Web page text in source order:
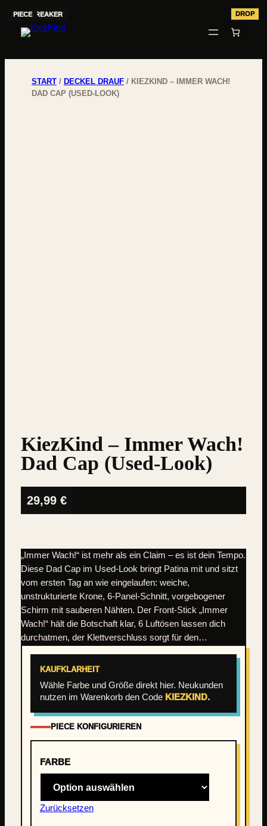
START/ DECKEL DRAUF/ KIEZKIND – IMMER WACH!
DAD CAP (USED-LOOK)
KiezKind – Immer Wach!
Dad Cap (Used-Look)
29,99 €
„Immer Wach!“ ist mehr als ein Claim – es ist dein Tempo.
Diese Dad Cap im Used-Look bringt Patina mit und sitzt
vom ersten Tag an wie eingelaufen: weiche,
unstrukturierte Krone, 6-Panel-Schnitt, vorgebogener
Schirm mit sauberen Nähten. Der Front-Stick „Immer
Wach!“ hält die Botschaft klar, 6 Luftösen lassen dich
durchatmen, der Klettverschluss sorgt für den…
KAUFKLARHEIT
Wähle Farbe und Größe direkt hier. Neukunden
nutzen im Warenkorb den Code KIEZKIND.
PIECE KONFIGURIEREN
FARBE
Zurücksetzen